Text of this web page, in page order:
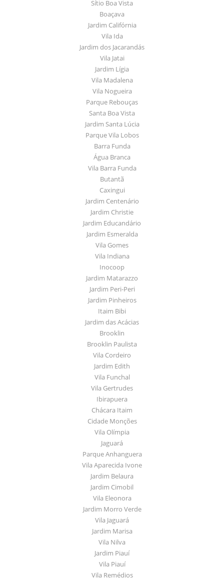
Sítio Boa Vista
Boaçava
Jardim Califórnia
Vila Ida
Jardim dos Jacarandás
Vila Jatai
Jardim Lígia
Vila Madalena
Vila Nogueira
Parque Rebouças
Santa Boa Vista
Jardim Santa Lúcia
Parque Vila Lobos
Barra Funda
Água Branca
Vila Barra Funda
Butantã
Caxingui
Jardim Centenário
Jardim Christie
Jardim Educandário
Jardim Esmeralda
Vila Gomes
Vila Indiana
Inocoop
Jardim Matarazzo
Jardim Peri-Peri
Jardim Pinheiros
Itaim Bibi
Jardim das Acácias
Brooklin
Brooklin Paulista
Vila Cordeiro
Jardim Edith
Vila Funchal
Vila Gertrudes
Ibirapuera
Chácara Itaim
Cidade Monções
Vila Olímpia
Jaguará
Parque Anhanguera
Vila Aparecida Ivone
Jardim Belaura
Jardim Cimobil
Vila Eleonora
Jardim Morro Verde
Vila Jaguará
Jardim Marisa
Vila Nilva
Jardim Piauí
Vila Piauí
Vila Remédios